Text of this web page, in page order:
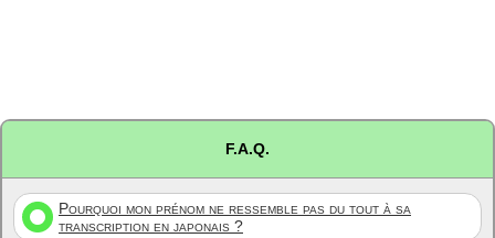
F.A.Q.
Pourquoi mon prénom ne ressemble pas du tout à sa
transcription en japonais ?